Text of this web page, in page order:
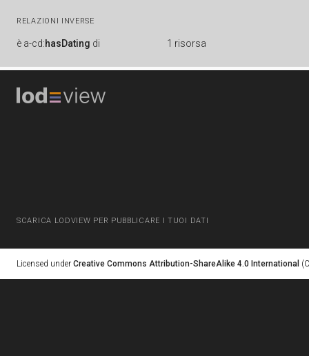
RELAZIONI INVERSE
è a-cd:hasDating di 1 risorsa
SCARICA LODVIEW PER PUBBLICARE I TUOI DATI
Licensed under Creative Commons Attribution-ShareAlike 4.0 International